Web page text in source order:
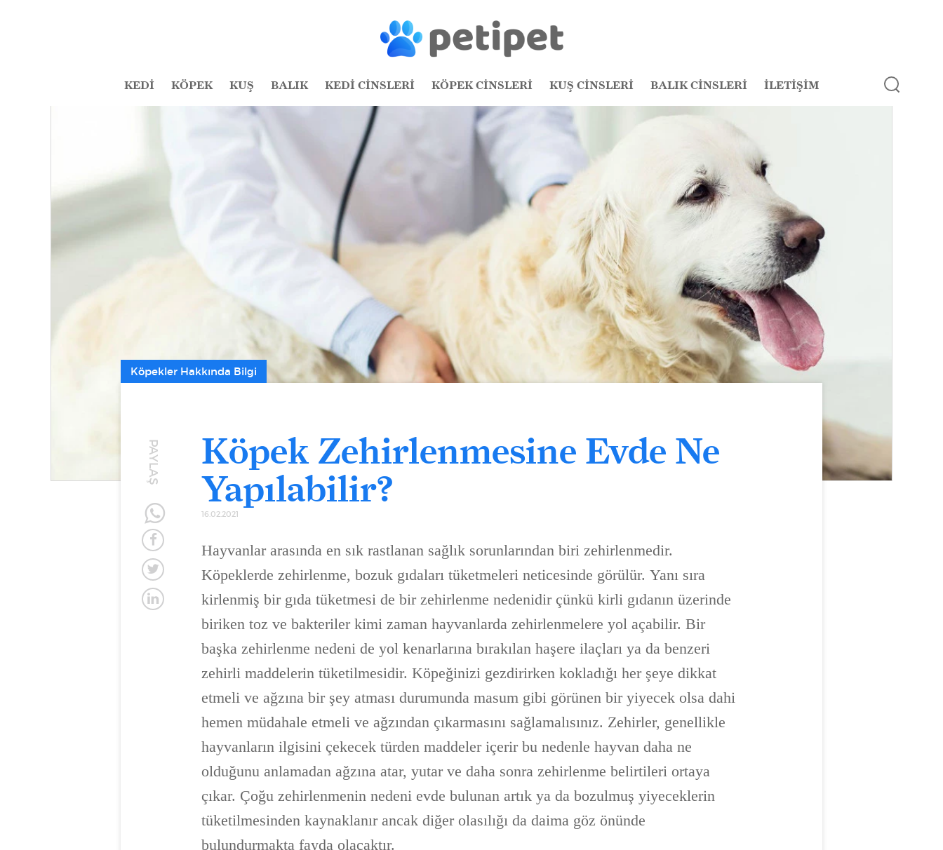
KEDİ KÖPEK KUŞ BALIK KEDİ CİNSLERİ KÖPEK CİNSLERİ KUŞ CİNSLERİ BALIK CİNSLERİ İLETİŞİM
PAYLAŞ
Köpekler Hakkında Bilgi
Köpek Zehirlenmesine Evde Ne
Yapılabilir?
16.02.2021
Hayvanlar arasında en sık rastlanan sağlık sorunlarından biri zehirlenmedir.
Köpeklerde zehirlenme, bozuk gıdaları tüketmeleri neticesinde görülür. Yanı sıra
kirlenmiş bir gıda tüketmesi de bir zehirlenme nedenidir çünkü kirli gıdanın üzerinde
biriken toz ve bakteriler kimi zaman hayvanlarda zehirlenmelere yol açabilir. Bir
başka zehirlenme nedeni de yol kenarlarına bırakılan haşere ilaçları ya da benzeri
zehirli maddelerin tüketilmesidir. Köpeğinizi gezdirirken kokladığı her şeye dikkat
etmeli ve ağzına bir şey atması durumunda masum gibi görünen bir yiyecek olsa dahi
hemen müdahale etmeli ve ağzından çıkarmasını sağlamalısınız. Zehirler, genellikle
hayvanların ilgisini çekecek türden maddeler içerir bu nedenle hayvan daha ne
olduğunu anlamadan ağzına atar, yutar ve daha sonra zehirlenme belirtileri ortaya
çıkar. Çoğu zehirlenmenin nedeni evde bulunan artık ya da bozulmuş yiyeceklerin
tüketilmesinden kaynaklanır ancak diğer olasılığı da daima göz önünde
bulundurmakta fayda olacaktır.